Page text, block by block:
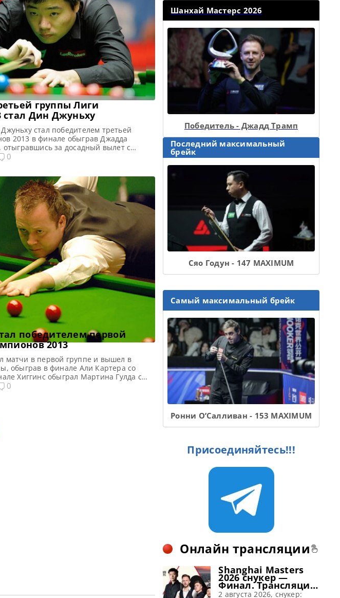
группы Лиги
стал Дин Джуньху
стал победителем третьей
2013 в финале обыграв Джадда
отыгравшись за досадный вылет с
же матче. После финала турнира
группа. В […]
0
победителем первой
2013
матчи в первой группе и вышел в
обыграв в финале Али Картера со
Хиггинс обыграл Мартина Гулда с
победу в группе Хиггинс получил
0
Шанхай Мастерс 2026
Победитель - Джадд Трамп
Последний максимальный
брейк
Сяо Годун - 147 MAXIMUM
Самый максимальный брейк
Ронни О’Салливан - 153 MAXIMUM
Присоединяйтесь!!!
Онлайн трансляции
Shanghai Masters
2026 снукер —
Финал. Трансляции
расписание
2 августа 2026, снукер: